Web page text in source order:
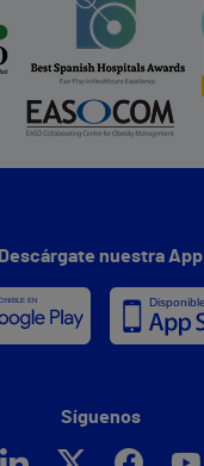
Descárgate nuestra App
Síguenos